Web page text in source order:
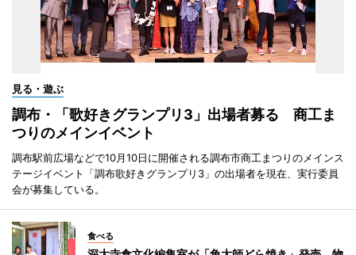
見る・遊ぶ
調布・「歌好きグランプリ3」出場者募る 商工ま
つりのメインイベント
調布駅前広場などで10月10日に開催される調布市商工まつりのメインス
テージイベント「調布歌好きグランプリ3」の出場者を現在、実行委員
会が募集している。
食べる